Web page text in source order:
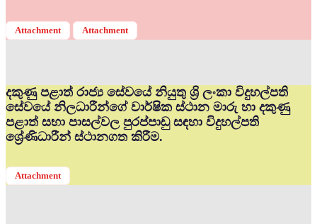
Attachment Attachment
දකුණු පළාත් රාජ්‍ය සේවයේ නියුතු ශ්‍රි ලංකා විදුහල්පති
සේවයේ නිලධාරීන්ගේ වාර්ෂික ස්ථාන මාරු හා දකුණු
පළාත් සභා පාසල්වල පුරප්පාඩු සඳහා විදුහල්පති
ශ්‍රේණිධාරීන් ස්ථානගත කිරීම.
Attachment